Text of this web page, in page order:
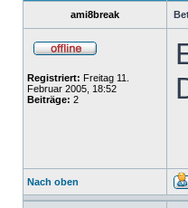
ami8break
Registriert: Freitag 11.
Februar 2005, 18:52
Beiträge: 2
Nach oben